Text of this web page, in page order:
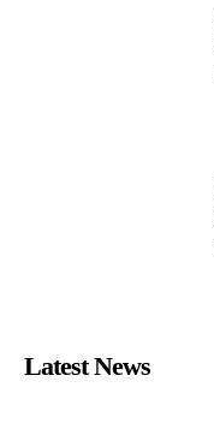
Latest News